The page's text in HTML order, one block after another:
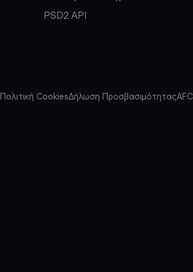
PSD2 API
Πολιτική CookiesΔήλωση Προσβασιμότητας